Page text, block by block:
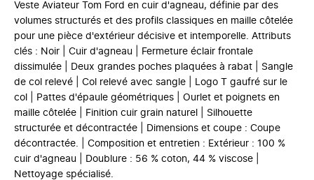
Veste Aviateur Tom Ford en cuir d'agneau, définie par des
volumes structurés et des profils classiques en maille côtelée
pour une pièce d'extérieur décisive et intemporelle. Attributs
clés : Noir | Cuir d'agneau | Fermeture éclair frontale
dissimulée | Deux grandes poches plaquées à rabat | Sangle
de col relevé | Col relevé avec sangle | Logo T gaufré sur le
col | Pattes d'épaule géométriques | Ourlet et poignets en
maille côtelée | Finition cuir grain naturel | Silhouette
structurée et décontractée | Dimensions et coupe : Coupe
décontractée. | Composition et entretien : Extérieur : 100 %
cuir d'agneau | Doublure : 56 % coton, 44 % viscose |
Nettoyage spécialisé.